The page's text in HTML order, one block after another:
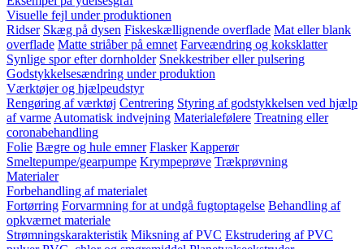
Visuelle fejl under produktionen
Ridser Skæg på dysen Fiskeskællignende overflade Mat eller blank
overflade Matte striåber på emnet Farveændring og koksklatter
Synlige spor efter dornholder Snekkestriber eller pulsering
Godstykkelsesændring under produktion
Værktøjer og hjælpeudstyr
Rengøring af værktøj Centrering Styring af godstykkelsen ved hjælp
af varme Automatisk indvejning Materialefølere Treatning eller
coronabehandling
Folie Bægre og hule emner Flasker Kapperør
Smeltepumpe/gearpumpe Krympeprøve Trækprøvning
Materialer
Forbehandling af materialet
Fortørring Forvarmning for at undgå fugtoptagelse Behandling af
opkværnet materiale
Strømningskarakteristik Miksning af PVC Ekstrudering af PVC